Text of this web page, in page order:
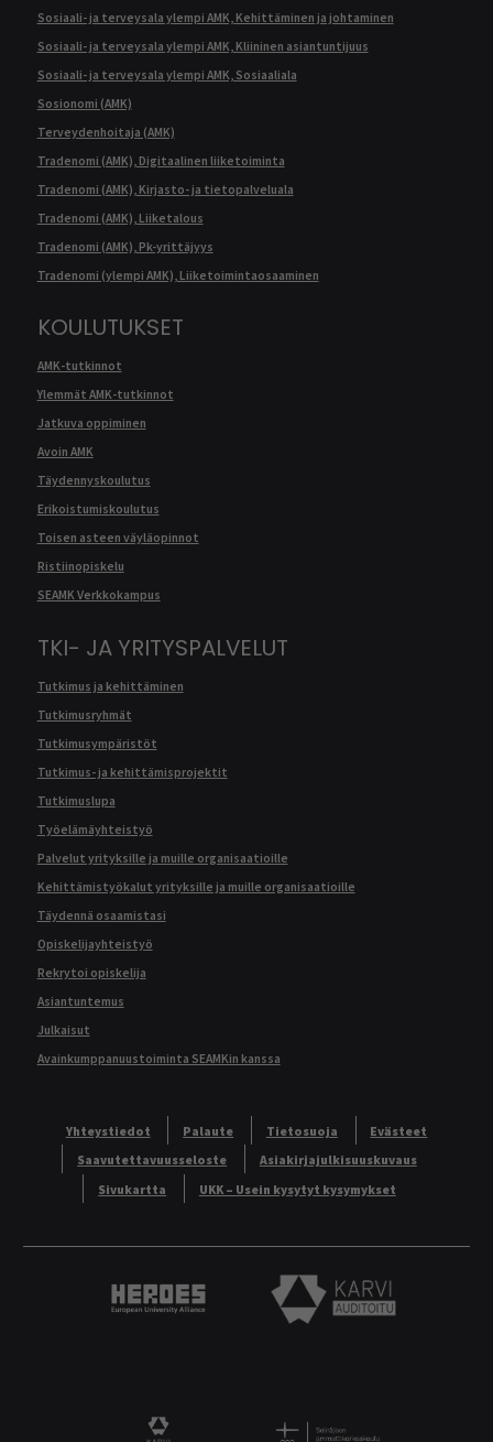
Sosiaali- ja terveysala ylempi AMK, Kehittäminen ja johtaminen
Sosiaali- ja terveysala ylempi AMK, Kliininen asiantuntijuus
Sosiaali- ja terveysala ylempi AMK, Sosiaaliala
Sosionomi (AMK)
Terveydenhoitaja (AMK)
Tradenomi (AMK), Digitaalinen liiketoiminta
Tradenomi (AMK), Kirjasto- ja tietopalveluala
Tradenomi (AMK), Liiketalous
Tradenomi (AMK), Pk-yrittäjyys
Tradenomi (ylempi AMK), Liiketoimintaosaaminen
KOULUTUKSET
AMK-tutkinnot
Ylemmät AMK-tutkinnot
Jatkuva oppiminen
Avoin AMK
Täydennyskoulutus
Erikoistumiskoulutus
Toisen asteen väyläopinnot
Ristiinopiskelu
SEAMK Verkkokampus
TKI- JA YRITYSPALVELUT
Tutkimus ja kehittäminen
Tutkimusryhmät
Tutkimusympäristöt
Tutkimus- ja kehittämisprojektit
Tutkimuslupa
Työelämäyhteistyö
Palvelut yrityksille ja muille organisaatioille
Kehittämistyökalut yrityksille ja muille organisaatioille
Täydennä osaamistasi
Opiskelijayhteistyö
Rekrytoi opiskelija
Asiantuntemus
Julkaisut
Avainkumppanuustoiminta SEAMKin kanssa
Yhteystiedot Palaute Tietosuoja
Evästeet
Saavutettavuusseloste
Asiakirjajulkisuuskuvaus
Sivukartta
UKK – Usein kysytyt kysymykset
Heroes European University Alliance logo
Karvi Auditoitu logo